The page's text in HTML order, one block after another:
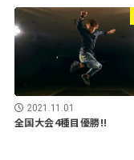
2021.11.01
全国大会4種目優勝!!